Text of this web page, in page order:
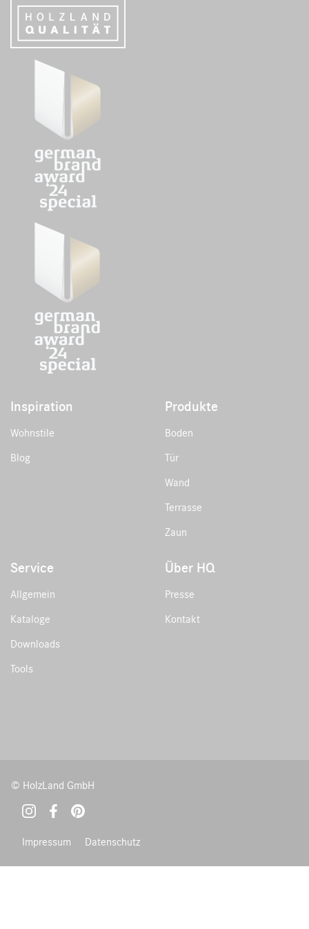
Inspiration
Wohnstile
Blog
Produkte
Boden
Tür
Wand
Terrasse
Zaun
Service
Allgemein
Kataloge
Downloads
Tools
Über HQ
Presse
Kontakt
© HolzLand GmbH
Impressum Datenschutz